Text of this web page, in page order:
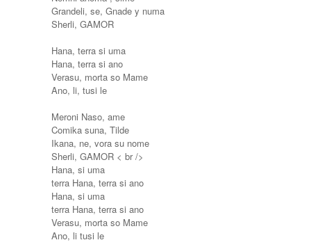
Grandeli, se, Gnade y numa
Sherli, GAMOR
Hana, terra si uma
Hana, terra si ano
Verasu, morta so Mame
Ano, li, tusi le
Meroni Naso, ame
Comika suna, Tilde
Ikana, ne, vora su nome
Sherli, GAMOR < br />
Hana, si uma
terra Hana, terra si ano
Hana, si uma
terra Hana, terra si ano
Verasu, morta so Mame
Ano, li tusi le